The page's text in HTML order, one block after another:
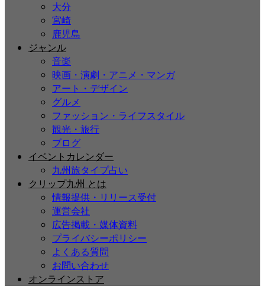
大分
宮崎
鹿児島
ジャンル
音楽
映画・演劇・アニメ・マンガ
アート・デザイン
グルメ
ファッション・ライフスタイル
観光・旅行
ブログ
イベントカレンダー
九州旅タイプ占い
クリップ九州 とは
情報提供・リリース受付
運営会社
広告掲載・媒体資料
プライバシーポリシー
よくある質問
お問い合わせ
オンラインストア